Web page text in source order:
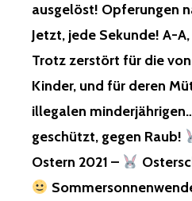
ausgelöst! Opferungen
Jetzt, jede Sekunde! A-
Trotz zerstört für die
Kinder, und für deren
illegalen
geschützt, gegen Raub!
Ostern 2021 –